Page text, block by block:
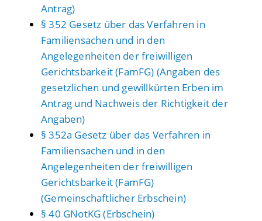
Antrag)
§ 352 Gesetz über das Verfahren in
Familiensachen und in den
Angelegenheiten der freiwilligen
Gerichtsbarkeit (FamFG) (Angaben des
gesetzlichen und gewillkürten Erben im
Antrag und Nachweis der Richtigkeit der
Angaben)
§ 352a Gesetz über das Verfahren in
Familiensachen und in den
Angelegenheiten der freiwilligen
Gerichtsbarkeit (FamFG)
(Gemeinschaftlicher Erbschein)
§ 40 GNotKG (Erbschein)